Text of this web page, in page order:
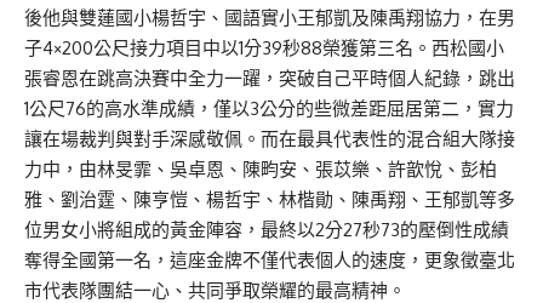
後他與雙蓮國小楊哲宇、國語實小王郁凱及陳禹翔協力，在男
子4×200公尺接力項目中以1分39秒88榮獲第三名。西松國小
張睿恩在跳高決賽中全力一躍，突破自己平時個人紀錄，跳出
1公尺76的高水準成績，僅以3公分的些微差距屈居第二，實力
讓在場裁判與對手深感敬佩。而在最具代表性的混合組大隊接
力中，由林旻霏、吳卓恩、陳畇安、張苡樂、許歆悅、彭柏
雅、劉治霆、陳亨愷、楊哲宇、林楷勛、陳禹翔、王郁凱等多
位男女小將組成的黃金陣容，最終以2分27秒73的壓倒性成績
奪得全國第一名，這座金牌不僅代表個人的速度，更象徵臺北
市代表隊團結一心、共同爭取榮耀的最高精神。